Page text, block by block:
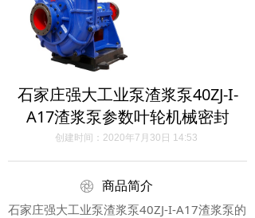
石家庄强大工业泵渣浆泵40ZJ-I-
A17渣浆泵参数叶轮机械密封
商品简介
创建时间： 2020年7月30日 14:53
石家庄强大工业泵渣浆泵40ZJ-I-A17渣浆泵的
ꁵ